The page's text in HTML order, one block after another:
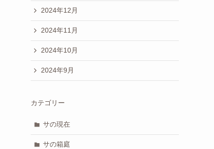
2024年12月
2024年11月
2024年10月
2024年9月
カテゴリー
サの現在
サの箱庭